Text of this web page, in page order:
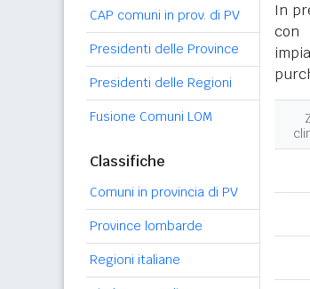
CAP comuni in prov. di PV
Presidenti delle Province
Presidenti delle Regioni
Fusione Comuni LOM
Classifiche
Comuni in provincia di PV
Province lombarde
Regioni italiane
In
con